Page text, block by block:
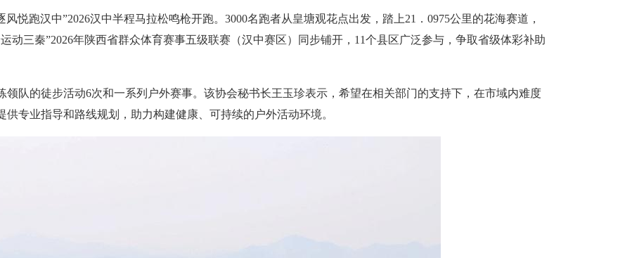
悦跑汉中”2026汉中半程马拉松鸣枪开跑。3000名跑者从皇塘观花点出发，踏上21．0975公里的花海赛道，
动三秦”2026年陕西省群众体育赛事五级联赛（汉中赛区）同步铺开，11个县区广泛参与，争取省级体彩补助
队的徒步活动6次和一系列户外赛事。该协会秘书长王玉珍表示，希望在相关部门的支持下，在市域内难度
专业指导和路线规划，助力构建健康、可持续的户外活动环境。